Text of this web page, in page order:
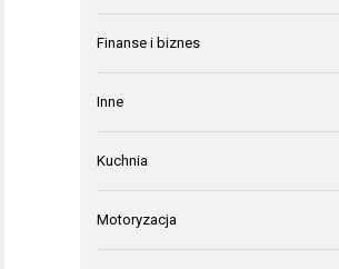
Finanse i biznes
Inne
Kuchnia
Motoryzacja